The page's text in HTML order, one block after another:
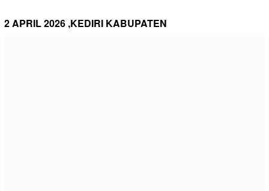
2 APRIL 2026 ,KEDIRI KABUPATEN